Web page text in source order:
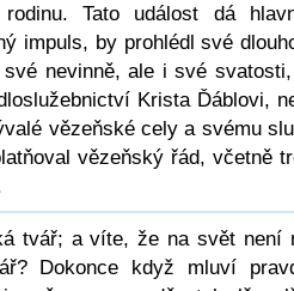
Tato událost dá
impuls, by prohlédl své
nevinně, ale i své
Krista Ďáblovi,
vězeňské cely a svému
vězeňský řád, včetně
tvář; a víte, že na svět není
Dokonce když mluví